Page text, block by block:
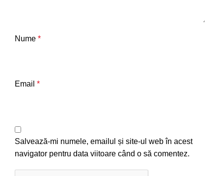
Nume *
Email *
Salvează-mi numele, emailul și site-ul web în acest
navigator pentru data viitoare când o să comentez.